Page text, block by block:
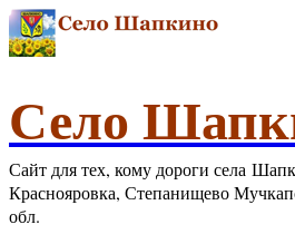
Село
Сайт для тех, кому дороги села
Краснояровка, Степанищево
обл.